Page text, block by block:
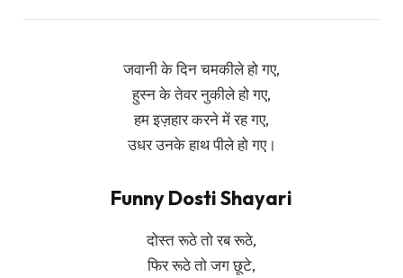
जवानी के दिन चमकीले हो गए,
हुस्न के तेवर नुकीले हो गए,
हम इज़हार करने में रह गए,
उधर उनके हाथ पीले हो गए।
Funny Dosti Shayari
दोस्त रूठे तो रब रूठे,
फिर रूठे तो जग छूटे,